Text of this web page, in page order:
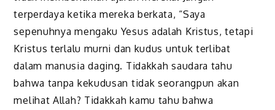
terperdaya ketika mereka berkata, “Saya
sepenuhnya mengaku Yesus adalah Kristus, tetapi
Kristus terlalu murni dan kudus untuk terlibat
dalam manusia daging. Tidakkah saudara tahu
bahwa tanpa kekudusan tidak seorangpun akan
melihat Allah? Tidakkah kamu tahu bahwa